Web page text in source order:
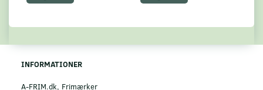
INFORMATIONER
A-FRIM.dk, Frimærker